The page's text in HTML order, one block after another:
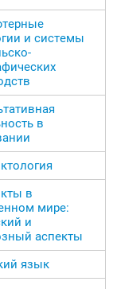
и системы
в
в
мире:
и
аспекты
язык